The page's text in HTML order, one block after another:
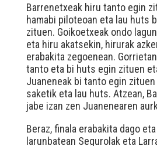
Barrenetxeak hiru tanto egin
hamabi piloteoan eta lau huts
zituen. Goikoetxeak ondo
eta hiru akatsekin, hirurak
erabakita zegoenean.
tanto eta bi huts egin zituen
Juaneneak bi tanto egin
saketik eta lau huts. Atzean,
jabe izan zen Juanenearen
Beraz, finala erabakita dago
larunbatean Segurolak eta